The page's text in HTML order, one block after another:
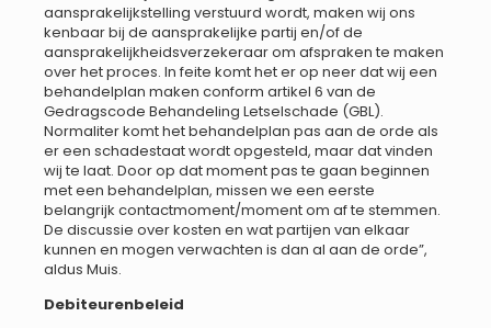
aansprakelijkstelling verstuurd wordt, maken wij ons
kenbaar bij de aansprakelijke partij en/of de
aansprakelijkheidsverzekeraar om afspraken te maken
over het proces. In feite komt het er op neer dat wij een
behandelplan maken conform artikel 6 van de
Gedragscode Behandeling Letselschade (GBL).
Normaliter komt het behandelplan pas aan de orde als
er een schadestaat wordt opgesteld, maar dat vinden
wij te laat. Door op dat moment pas te gaan beginnen
met een behandelplan, missen we een eerste
belangrijk contactmoment/moment om af te stemmen.
De discussie over kosten en wat partijen van elkaar
kunnen en mogen verwachten is dan al aan de orde”,
aldus Muis.
Debiteurenbeleid